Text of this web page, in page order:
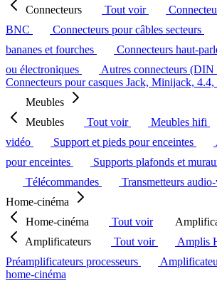
Connecteurs
Tout voir
BNC
Connecteurs pour câbles secteurs
bananes et fourches
Connecteurs haut-
ou électroniques
Autres connecteurs
Connecteurs pour casques Jack, Minijack, 4.4,
Meubles
Meubles
Tout voir Meubles hifi
vidéo
Support et pieds pour enceintes
pour enceintes
Supports plafonds et
Télécommandes
Transmetteurs
Home-cinéma
Home-cinéma
Tout voir
Amplificateurs
Tout voir
Amplis
Préamplificateurs processeurs
home-cinéma